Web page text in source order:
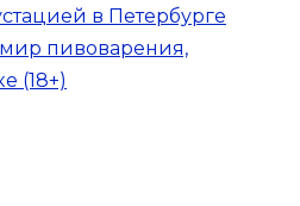
в Петербурге
пивоварения,
(18+)